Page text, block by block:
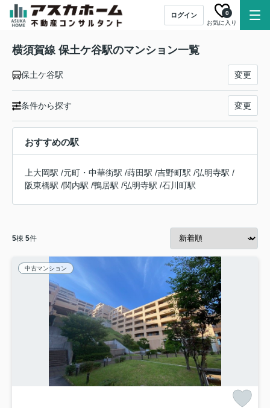
ログイン
お気に入り
0
横須賀線 保土ケ谷駅のマンション一覧
保土ケ谷駅 変更
条件から探す 変更
おすすめの駅
上大岡駅 /元町・中華街駅 /蒔田駅 /吉野町駅 /弘明寺駅 /
阪東橋駅 /関内駅 /鴨居駅 /弘明寺駅 /石川町駅
5棟 5件
中古マンション